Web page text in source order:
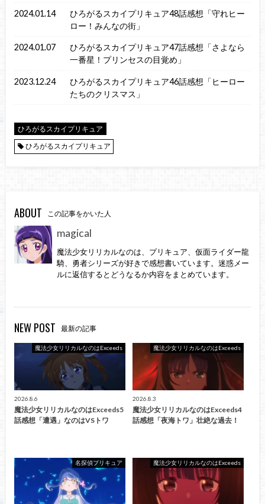
2024.01.14
ひろがるスカイプリキュア48話感想「守れヒー
ロー！みんなの街」
2024.01.07
ひろがるスカイプリキュア47話感想「さよなら
一番星！プリンセスの目覚め」
2023.12.24
ひろがるスカイプリキュア46話感想「ヒーロー
たちのクリスマス」
ひろがるスカイプリキュア
ひろがるスカイプリキュア
ABOUT この記事をかいた人
magical
魔法少女リリカルなのは、プリキュア、仮面ライダー龍
騎、勇者シリーズが好きで感想書いています。迷惑メー
ルに返信するとどうなるか内容をまとめています。
NEW POST 最新の記事
魔法少女リリカルなのはExceeds
2026.8.6
魔法少女リリカルなのはExceeds5
話感想「遭遇」なのはVSトワ
魔法少女リリカルなのはExceeds
2026.8.3
魔法少女リリカルなのはExceeds4
話感想「夜海トワ」壮絶な過去！
名探偵プリキュア 魔法少女リリカルなのはExceeds